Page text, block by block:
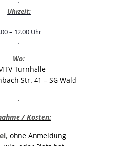
Uhrzeit:
– 12.00 Uhr
.
Wo:
Turnhalle
Str. 41 – SG Wald
.
/ Kosten:
ohne Anmeldung